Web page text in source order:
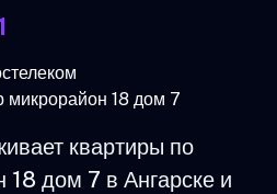
микрорайон 18 дом 7
квартиры по
18 дом 7 в Ангарске и